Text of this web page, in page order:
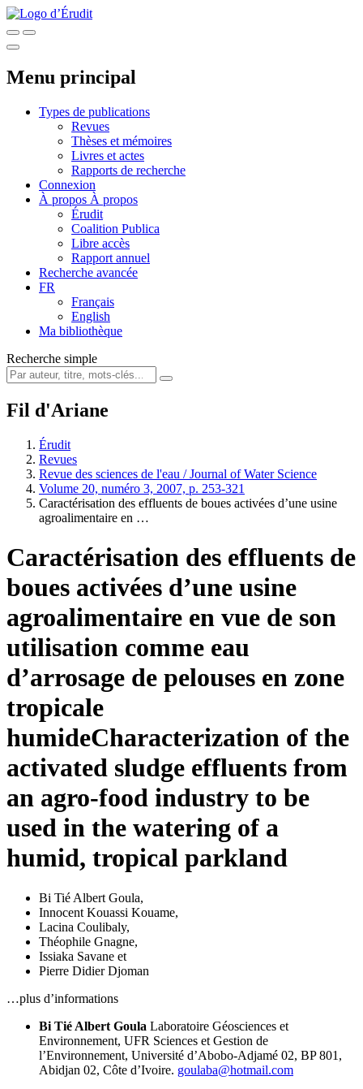
Menu principal
Types de publications
Revues
Thèses et mémoires
Livres et actes
Rapports de recherche
Connexion
À propos À propos
Érudit
Coalition Publica
Libre accès
Rapport annuel
Recherche avancée
FR
Français
English
Ma bibliothèque
Recherche simple
Fil d'Ariane
Érudit
Revues
Revue des sciences de l'eau / Journal of Water Science
Volume 20, numéro 3, 2007, p. 253-321
Caractérisation des effluents de boues activées d’une usine
agroalimentaire en …
Caractérisation des effluents de
boues activées d’une usine
agroalimentaire en vue de son
utilisation comme eau
d’arrosage de pelouses en zone
tropicale
humideCharacterization of the
activated sludge effluents from
an agro-food industry to be
used in the watering of a
humid, tropical parkland
Bi Tié Albert Goula,
Innocent Kouassi Kouame,
Lacina Coulibaly,
Théophile Gnagne,
Issiaka Savane et
Pierre Didier Djoman
…plus d’informations
Bi Tié Albert Goula Laboratoire Géosciences et
Environnement, UFR Sciences et Gestion de
l’Environnement, Université d’Abobo-Adjamé 02, BP 801,
Abidjan 02, Côte d’Ivoire. goulaba@hotmail.com